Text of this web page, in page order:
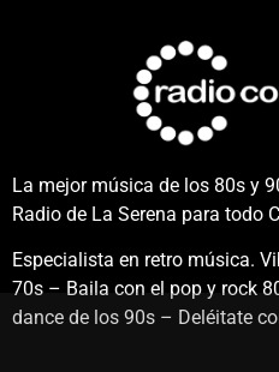
La mejor música de los 80s y
Radio de La Serena para todo
Especialista en retro música.
70s – Baila con el pop y rock
dance de los 90s – Deléitate